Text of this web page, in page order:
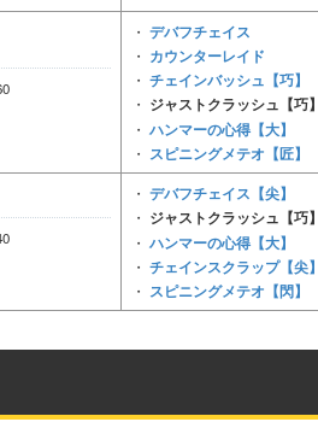
・ デバフチェイス
・ カウンターレイド
・ チェインバッシュ【巧】
・ ジャストクラッシュ【巧】
・ ハンマーの心得【大】
・ スピニングメテオ【匠】
・ デバフチェイス【尖】
・ ジャストクラッシュ【巧】
・ ハンマーの心得【大】
・ チェインスクラップ【尖】
・ スピニングメテオ【閃】